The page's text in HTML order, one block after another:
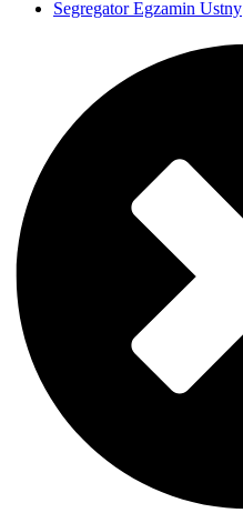
Segregator Egzamin Ustny